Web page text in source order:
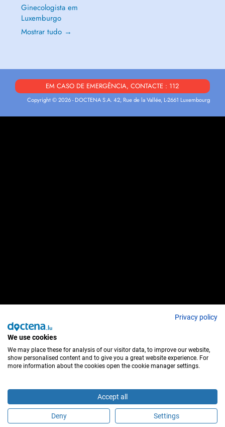
É este profissional de saúde?
Ginecologista em
Luxemburgo
Mostrar tudo →
EM CASO DE EMERGÊNCIA, CONTACTE : 112
Copyright © 2026 - DOCTENA S.A. 42, Rue de la Vallée, L-2661 Luxembourg
Privacy policy
We use cookies
We may place these for analysis of our visitor data, to improve our website,
show personalised content and to give you a great website experience. For
more information about the cookies open the cookie manager settings.
Accept all
Deny Settings